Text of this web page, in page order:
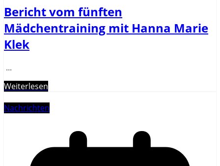
Bericht vom fünften
Mädchentraining mit Hanna Marie
Klek
...
Weiterlesen
Nachrichten